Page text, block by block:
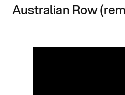
Australian Row